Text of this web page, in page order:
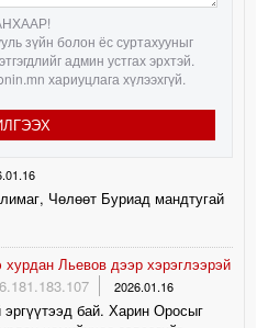
зүйн болон ёс суртахууныг
админ устгах эрхтэй.
хариуцлага хүлээхгүй.
Чөлөөт Буриад мандтугай
хурдан Льевов дээр хэрэглээрэй
2026.01.16
эргүүтээд бай. Харин Оросыг